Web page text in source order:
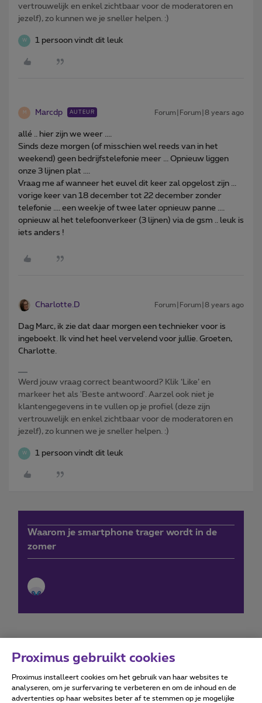
vertrouwelijk en enkel zichtbaar voor de moderatoren en
jezelf), zo kunnen we je sneller helpen. :)
W 1 persoon vindt dit leuk
M Marcdp AUTEUR Forum|Forum|8 years ago
allé .. hier zijn we weer ....
Sinds deze morgen (of misschien wel reeds van in het
weekend) geen bedrijfstelefonie meer ... Opnieuw liggen
onze 3 lijnen plat ....
Vraag me af wanneer het euvel dit keer zal opgelost zijn ...
vorige keer van 18 december tot 22 december zonder
telefonie .... een weekje of twee later opnieuw panne ....
opnieuw al het telefoonverkeer (3 lijnen) via de gsm .. leuk is
iets anders !
Charlotte.D Forum|Forum|8 years ago
Dag Marc, ik zie dat daar morgen een technieker voor is
ingeboekt. Ik vind het heel vervelend voor jullie. Groeten,
Charlotte.
Werd jouw vraag correct beantwoord? Klik ‘Like’ en
markeer het als 'Beste antwoord'. Aarzel ook niet je
klantengegevens in te vullen op je profiel (deze zijn
vertrouwelijk en enkel zichtbaar voor de moderatoren en
jezelf), zo kunnen we je sneller helpen. :)
W 1 persoon vindt dit leuk
Waarom je smartphone trager wordt in de
zomer
Forumvoorwaarden Accessibility statement
Proximus gebruikt cookies
Proximus installeert cookies om het gebruik van haar websites te
analyseren, om je surfervaring te verbeteren en om de inhoud en de
advertenties op haar websites beter af te stemmen op je mogelijke